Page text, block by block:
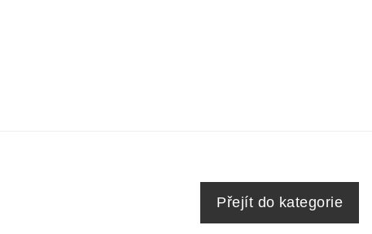
Přejít do kategorie